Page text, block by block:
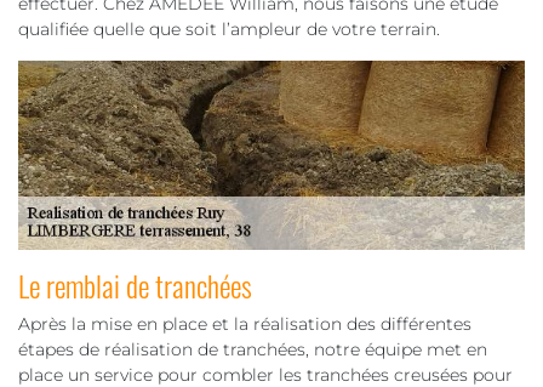
qualifiée quelle que soit l’ampleur de votre terrain.
Le remblai de tranchées
Après la mise en place et la réalisation des différentes
étapes de réalisation de tranchées, notre équipe met en
place un service pour combler les tranchées creusées pour